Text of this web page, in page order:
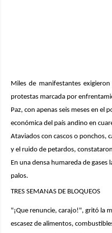
Miles de manifestantes
protestas marcada por
Paz, con apenas seis meses en el
económica del país andino en
Ataviados con cascos o ponchos,
y el ruido de petardos,
En una densa humareda de
palos.
TRES SEMANAS DE BLOQUEOS
"¡Que renuncie, carajo!", gritó la
escasez de alimentos,